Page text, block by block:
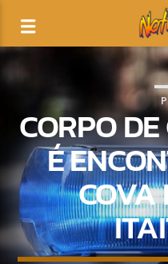
CORPO
É
COVA